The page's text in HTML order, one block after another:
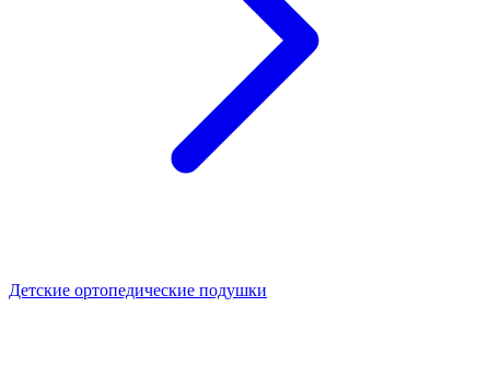
Детские ортопедические подушки